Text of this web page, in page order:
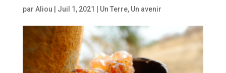
par Aliou Juil 1, 2021 Un Terre, Un avenir